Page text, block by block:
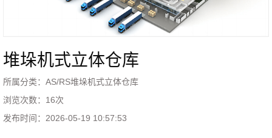
堆垛机式立体仓库
所属分类： AS/RS堆垛机式立体仓库
浏览次数： 16次
发布时间： 2026-05-19 10:57:53